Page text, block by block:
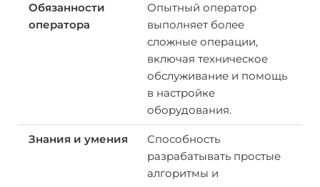
Опытный оператор
выполняет более
сложные операции,
включая техническое
обслуживание и помощь
в настройке
оборудования.
Способность
разрабатывать простые
алгоритмы и